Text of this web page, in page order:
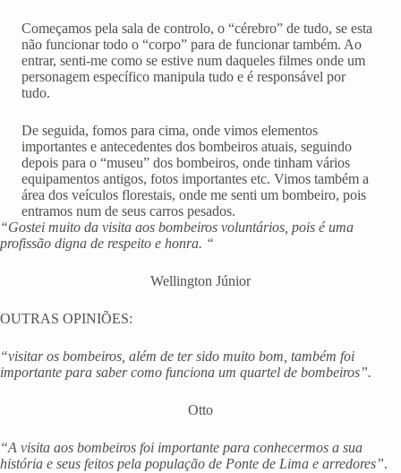
Começamos pela sala de controlo, o “cérebro” de tudo, se esta
não funcionar todo o “corpo” para de funcionar também. Ao
entrar, senti-me como se estive num daqueles filmes onde um
personagem específico manipula tudo e é responsável por
tudo.
De seguida, fomos para cima, onde vimos elementos
importantes e antecedentes dos bombeiros atuais, seguindo
depois para o “museu” dos bombeiros, onde tinham vários
equipamentos antigos, fotos importantes etc. Vimos também a
área dos veículos florestais, onde me senti um bombeiro, pois
entramos num de seus carros pesados.
“Gostei muito da visita aos bombeiros voluntários, pois é uma
profissão digna de respeito e honra. “
Wellington Júnior
OUTRAS OPINIÕES:
“visitar os bombeiros, além de ter sido muito bom, também foi
importante para saber como funciona um quartel de bombeiros”.
Otto
“A visita aos bombeiros foi importante para conhecermos a sua
história e seus feitos pela população de Ponte de Lima e arredores”.